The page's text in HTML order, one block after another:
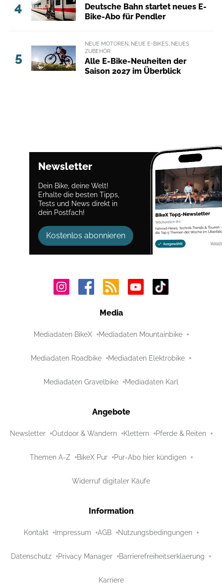
4
Deutsche Bahn startet neues E-
Bike-Abo für Pendler
5
NEUE MOTOREN, NEUE E-BIKES, NEUES
ZUBEHÖR
Alle E-Bike-Neuheiten der
Saison 2027 im Überblick
Newsletter
Dein Bike, deine Welt!
Erhalte die besten Tipps,
Tests und News direkt in
dein Postfach!
Kostenlos abonnieren
Media
Mediadaten BikeX Mediadaten Mountainbike
Mediadaten Roadbike Mediadaten Elektrobike
Mediadaten Gravelbike Mediadaten Karl
Angebote
Newsletter Outdoor & Wandern Klettern Pferde & Reiten
Themen A-Z BikeX Pur Pur-Abo hier kündigen
Widerruf digitaler Käufe
Information
Kontakt Impressum AGB Nutzungsbedingungen
Datenschutz Privacy Manager Barrierefreiheitserklaerung
Karriere